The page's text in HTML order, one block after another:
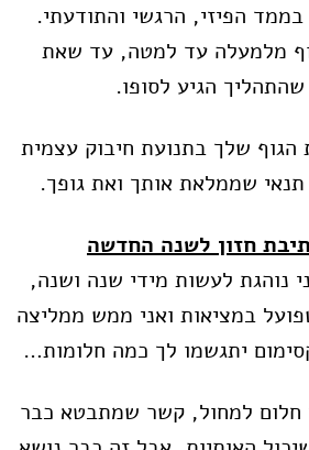
הפיזי, הרגשי והתודעתי.
מלמעלה עד למטה, עד שאת
הגיע לסופו.
שלך בתנועת חיבוק עצמית
שממלאת אותך ואת גופך.
חזון לשנה החדשה
נוהגת לעשות מידי שנה ושנה,
במציאות ואני ממש ממליצה
יתגשמו לך כמה חלומות…
חלום למחול, קשר שמתבטא כבר